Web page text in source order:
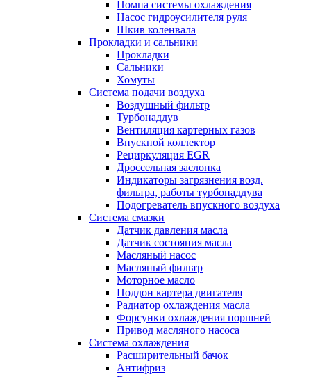
Помпа системы охлаждения
Насос гидроусилителя руля
Шкив коленвала
Прокладки и сальники
Прокладки
Сальники
Хомуты
Система подачи воздуха
Воздушный фильтр
Турбонаддув
Вентиляция картерных газов
Впускной коллектор
Рециркуляция EGR
Дроссельная заслонка
Индикаторы загрязнения возд.
фильтра, работы турбонаддува
Подогреватель впускного воздуха
Система смазки
Датчик давления масла
Датчик состояния масла
Масляный насос
Масляный фильтр
Моторное масло
Поддон картера двигателя
Радиатор охлаждения масла
Форсунки охлаждения поршней
Привод масляного насоса
Система охлаждения
Расширительный бачок
Антифриз